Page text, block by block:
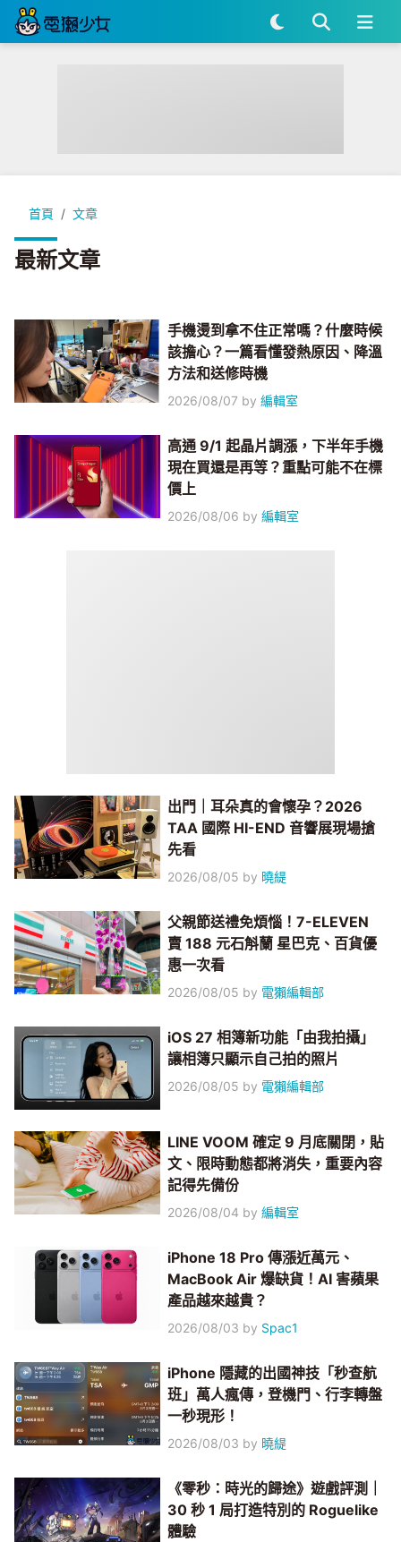
首頁 文章
最新文章
手機燙到拿不住正常嗎？什麼時候
該擔心？一篇看懂發熱原因、降溫
方法和送修時機
2026/08/07 by編輯室
高通 9/1 起晶片調漲，下半年手機
現在買還是再等？重點可能不在標
價上
2026/08/06 by編輯室
出門｜耳朵真的會懷孕？2026
TAA 國際 HI-END 音響展現場搶
先看
2026/08/05 by 曉緹
父親節送禮免煩惱！7-ELEVEN
賣 188 元石斛蘭 星巴克、百貨優
惠一次看
2026/08/05 by 電獺編輯部
iOS 27 相簿新功能「由我拍攝」
讓相簿只顯示自己拍的照片
2026/08/05 by 電獺編輯部
LINE VOOM 確定 9 月底關閉，貼
文、限時動態都將消失，重要內容
記得先備份
2026/08/04 by編輯室
iPhone 18 Pro 傳漲近萬元、
MacBook Air 爆缺貨！AI 害蘋果
產品越來越貴？
2026/08/03 by Spac1
iPhone 隱藏的出國神技「秒查航
班」萬人瘋傳，登機門、行李轉盤
一秒現形！
2026/08/03 by 曉緹
《零秒：時光的歸途》遊戲評測｜
30 秒 1 局打造特別的 Roguelike
體驗